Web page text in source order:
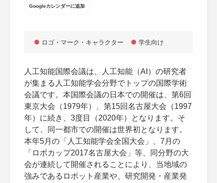
Googleカレンダーに追加
ロゴ・マーク・キャラクター 学生向け
人工知能国際会議は、人工知能（AI）の研究者
が集まる人工知能学会分野でトップの国際学術
会議です。本国際会議の日本での開催は、第6回
東京大会（1979年）、第15回名古屋大会（1997
年）に続き、3度目（2020年）となります。そ
して、同一都市での開催は世界初となります。
本年5月の「人工知能学会全国大会」、7月の
「ロボカップ2017名古屋大会」等、同分野の大
会が連続して開催されることにより、当地域の
強みであるロボット産業や、研究開発・産業発